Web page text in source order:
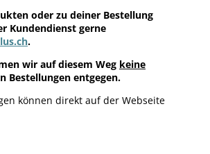
oder zu deiner Bestellung
Kundendienst gerne
.
wir auf diesem Weg keine
Bestellungen entgegen.
können direkt auf der Webseite